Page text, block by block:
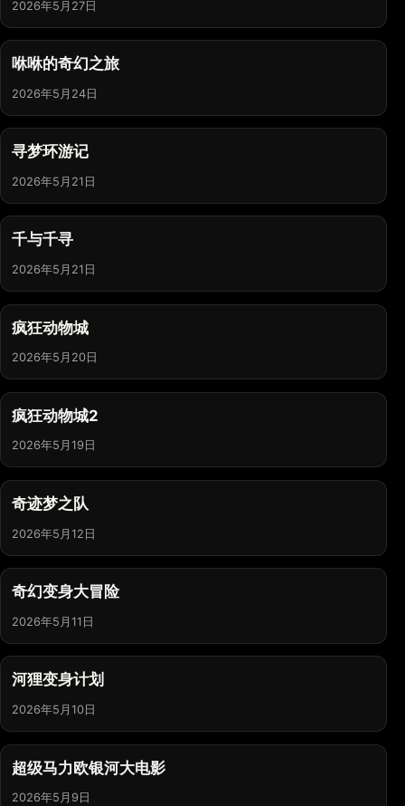
2026年5月27日
咻咻的奇幻之旅
2026年5月24日
寻梦环游记
2026年5月21日
千与千寻
2026年5月21日
疯狂动物城
2026年5月20日
疯狂动物城2
2026年5月19日
奇迹梦之队
2026年5月12日
奇幻变身大冒险
2026年5月11日
河狸变身计划
2026年5月10日
超级马力欧银河大电影
2026年5月9日